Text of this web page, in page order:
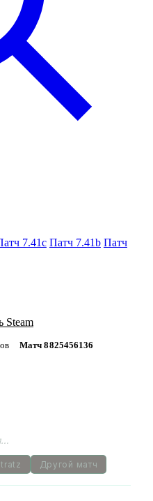
7.41c Патч 7.41b Патч
Steam
Матч 8825456136
Другой матч